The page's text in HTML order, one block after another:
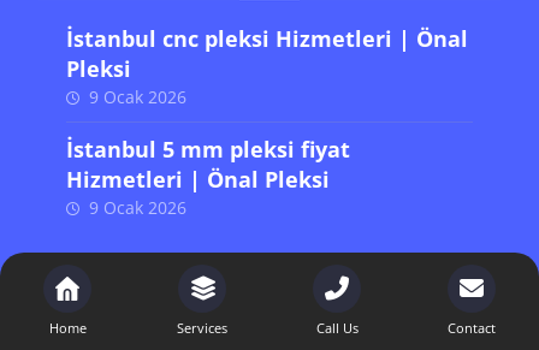
İstanbul cnc pleksi Hizmetleri | Önal
Pleksi
9 Ocak 2026
İstanbul 5 mm pleksi fiyat
Hizmetleri | Önal Pleksi
9 Ocak 2026
Son Yazılar
Home Services Call Us Contact